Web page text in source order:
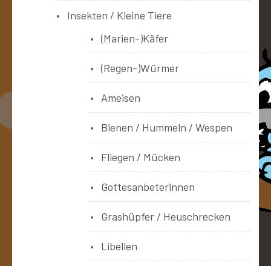
Insekten / Kleine Tiere
(Marien-)Käfer
(Regen-)Würmer
Ameisen
Bienen / Hummeln / Wespen
Fliegen / Mücken
Gottesanbeterinnen
Grashüpfer / Heuschrecken
Libellen